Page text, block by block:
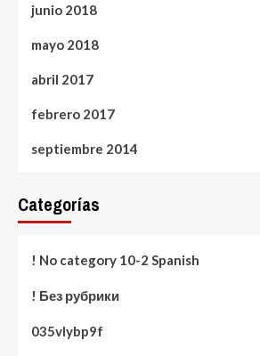
junio 2018
mayo 2018
abril 2017
febrero 2017
septiembre 2014
Categorías
! No category 10-2 Spanish
! Без рубрики
035vlybp9f